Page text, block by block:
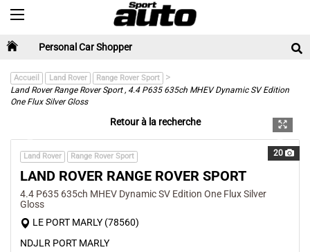
Toggle navigation
Personal Car Shopper
Accueil Land Rover Range Rover Sport >
Land Rover Range Rover Sport , 4.4 P635 635ch MHEV Dynamic SV Edition
One Flux Silver Gloss
Retour à la recherche
20
Next
Land Rover Range Rover Sport
LAND ROVER RANGE ROVER SPORT
4.4 P635 635ch MHEV Dynamic SV Edition One Flux Silver
Gloss
LE PORT MARLY (78560)
NDJLR PORT MARLY